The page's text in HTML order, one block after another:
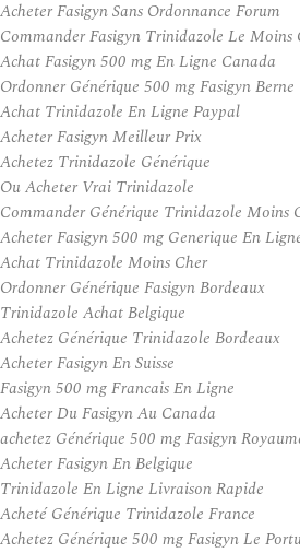
Acheter Fasigyn Sans Ordonnance Forum
Commander Fasigyn Trinidazole Le Moins
Achat Fasigyn 500 mg En Ligne Canada
Ordonner Générique 500 mg Fasigyn Berne
Achat Trinidazole En Ligne Paypal
Acheter Fasigyn Meilleur Prix
Achetez Trinidazole Générique
Ou Acheter Vrai Trinidazole
Commander Générique Trinidazole Moins
Acheter Fasigyn 500 mg Generique En
Achat Trinidazole Moins Cher
Ordonner Générique Fasigyn Bordeaux
Trinidazole Achat Belgique
Achetez Générique Trinidazole Bordeaux
Acheter Fasigyn En Suisse
Fasigyn 500 mg Francais En Ligne
Acheter Du Fasigyn Au Canada
achetez Générique 500 mg Fasigyn
Acheter Fasigyn En Belgique
Trinidazole En Ligne Livraison Rapide
Acheté Générique Trinidazole France
Achetez Générique 500 mg Fasigyn Le